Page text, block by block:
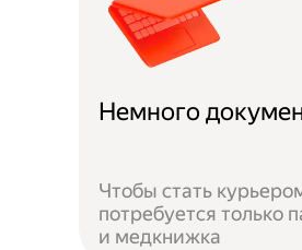
Немного
Чтобы стать
потребуется только
и медкнижка